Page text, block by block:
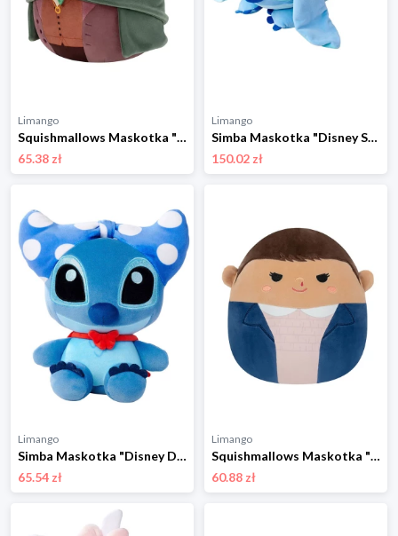
Limango
Squishmallows Maskotka "Frodo" w kolorze brązowym - 3+ rozmiar: onesize
65.38 zł
Limango
Simba Maskotka "Disney Snuglets Wellbeing Stitch" w kolorze błękitnym - 0+ rozmiar: onesize
150.02 zł
Limango
Simba Maskotka "Disney Doorables Stitch" w kolorze niebieskim - 0+ rozmiar: onesize
65.54 zł
Limango
Squishmallows Maskotka "Eleven" - wys. 30 cm - 3+ rozmiar: onesize
60.88 zł